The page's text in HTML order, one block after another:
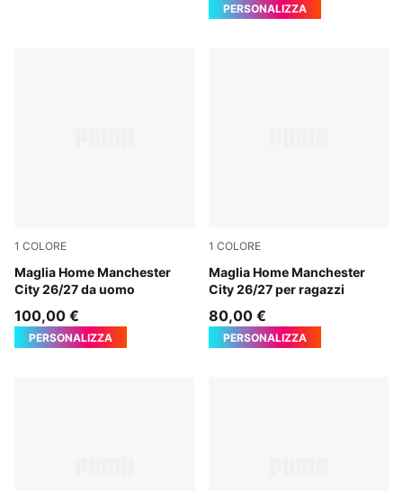
PERSONALIZZA
1 COLORE
Maglia Home Manchester
City 26/27 da uomo
Team Light Blue-Icy Blue
100,00 €
PERSONALIZZA
1 COLORE
Maglia Home Manchester
City 26/27 per ragazzi
Team Light Blue-Icy Blue
80,00 €
PERSONALIZZA